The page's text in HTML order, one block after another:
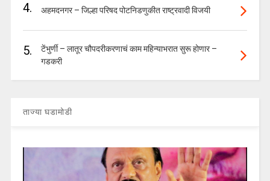
4. अहमदनगर – जिल्हा परिषद पोटनिडणुकीत राष्ट्रवादी विजयी
5.
टेंभुर्णी – लातूर चौपदरीकरणाचं काम महिन्याभरात सुरू होणार –
गडकरी
ताज्या घडामोडी